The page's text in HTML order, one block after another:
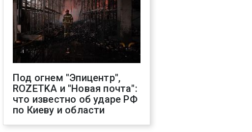
Под огнем "Эпицентр",
ROZETKA и "Новая почта":
что известно об ударе РФ
по Киеву и области